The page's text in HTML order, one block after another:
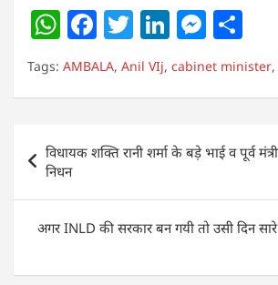
W
h
at
s
A
p
p
F
a
c
e
b
o
o
k
T
w
itt
er
Li
n
k
e
dI
n
M
e
ss
e
n
g
er
h
ar
e
Tags: AMBALA, Anil VIj, cabinet minister,
Post
navigation
विधायक शक्ति रानी शर्मा के बड़े भाई व पूर्व
निधन
अगर INLD की सरकार बन गयी तो उसी दिन